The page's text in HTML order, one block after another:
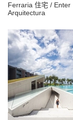
Ferraria 住宅 / Enter
Arquitectura